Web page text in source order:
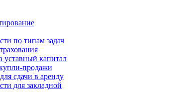
по типам задач
уставный капитал
продажи
сдачи в аренду
для закладной